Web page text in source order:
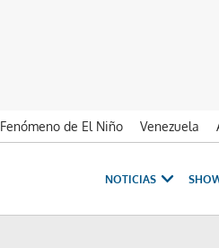
Fenómeno de El Niño Venezuela
NOTICIAS